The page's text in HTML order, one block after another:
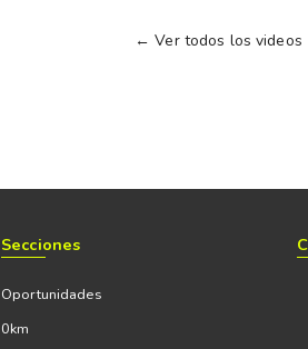
← Ver todos los videos
Secciones
Oportunidades
0km